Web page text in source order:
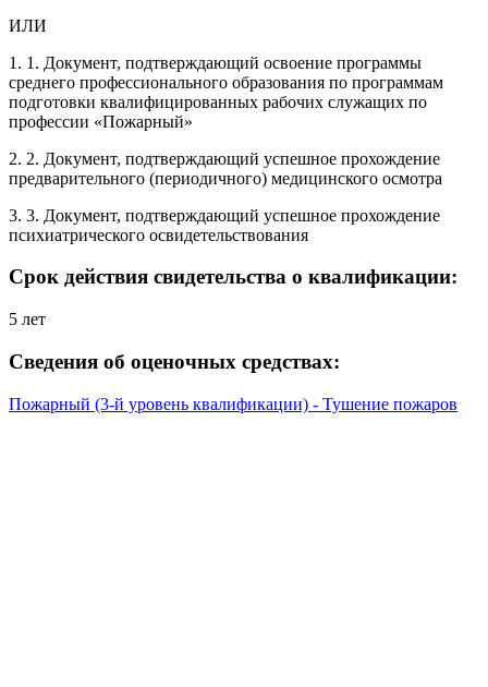
ИЛИ
1. 1. Документ, подтверждающий освоение программы
среднего профессионального образования по программам
подготовки квалифицированных рабочих служащих по
профессии «Пожарный»
2. 2. Документ, подтверждающий успешное прохождение
предварительного (периодичного) медицинского осмотра
3. 3. Документ, подтверждающий успешное прохождение
психиатрического освидетельствования
Срок действия свидетельства о квалификации:
5 лет
Сведения об оценочных средствах:
Пожарный (3-й уровень квалификации) - Тушение пожаров